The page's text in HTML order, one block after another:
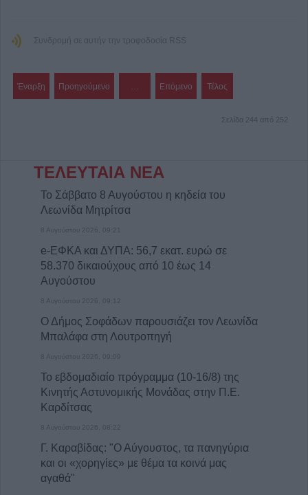
Συνδρομή σε αυτήν την τροφοδοσία RSS
Έναρξη Προηγούμενο … Επόμενο Τέλος
Σελίδα 244 από 252
ΤΕΛΕΥΤΑΙΑ ΝΕΑ
Το Σάββατο 8 Αυγούστου η κηδεία του
Λεωνίδα Μητρίτσα
8 Αυγούστου 2026, 09:21
e-ΕΦΚΑ και ΔΥΠΑ: 56,7 εκατ. ευρώ σε
58.370 δικαιούχους από 10 έως 14
Αυγούστου
8 Αυγούστου 2026, 09:12
Ο Δήμος Σοφάδων παρουσιάζει τον Λεωνίδα
Μπαλάφα στη Λουτροπηγή
8 Αυγούστου 2026, 09:09
Το εβδομαδιαίο πρόγραμμα (10-16/8) της
Κινητής Αστυνομικής Μονάδας στην Π.Ε.
Καρδίτσας
8 Αυγούστου 2026, 08:22
Γ. Καραβίδας: "Ο Αύγουστος, τα πανηγύρια
και οι «χορηγίες» με θέμα τα κοινά μας
αγαθά"